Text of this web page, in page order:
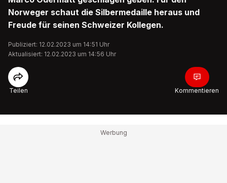
Norweger schaut die Silbermedaille heraus und
Freude für seinen Schweizer Kollegen.
Publiziert: 12.02.2023 um 14:51 Uhr
Aktualisiert: 12.02.2023 um 14:56 Uhr
Teilen Kommentieren